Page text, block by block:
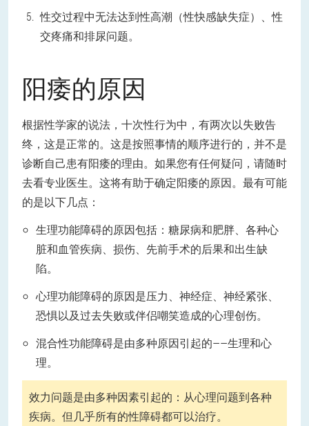
性交过程中无法达到性高潮（性快感缺失症）、性
交疼痛和排尿问题。
阳痿的原因
根据性学家的说法，十次性行为中，有两次以失败告
终，这是正常的。这是按照事情的顺序进行的，并不是
诊断自己患有阳痿的理由。如果您有任何疑问，请随时
去看专业医生。这将有助于确定阳痿的原因。 最有可能
的是以下几点：
生理功能障碍的原因包括：糖尿病和肥胖、各种心
脏和血管疾病、损伤、先前手术的后果和出生缺
陷。
心理功能障碍的原因是压力、神经症、神经紧张、
恐惧以及过去失败或伴侣嘲笑造成的心理创伤。
混合性功能障碍是由多种原因引起的——生理和心
理。
效力问题是由多种因素引起的：从心理问题到各种
疾病。但几乎所有的性障碍都可以治疗。